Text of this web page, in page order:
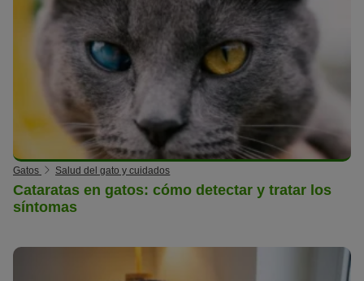
Gatos Salud del gato y cuidados
Cataratas en gatos: cómo detectar y tratar los
síntomas